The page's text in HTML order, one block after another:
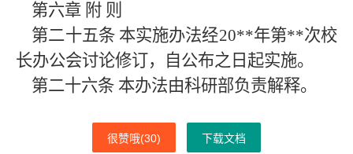
第六章 附 则
第二十五条 本实施办法经20**年第**次校
长办公会讨论修订，自公布之日起实施。
第二十六条 本办法由科研部负责解释。
很赞哦(30) 下载文档